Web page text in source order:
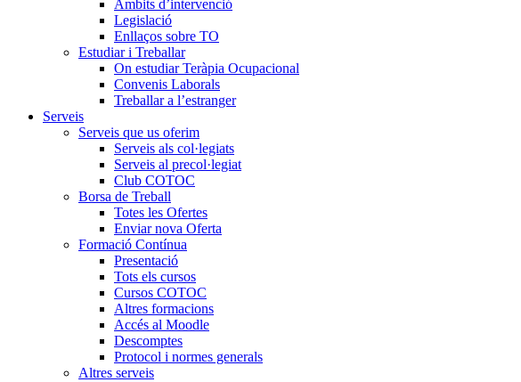
Àmbits d’intervenció
Legislació
Enllaços sobre TO
Estudiar i Treballar
On estudiar Teràpia Ocupacional
Convenis Laborals
Treballar a l’estranger
Serveis
Serveis que us oferim
Serveis als col·legiats
Serveis al precol·legiat
Club COTOC
Borsa de Treball
Totes les Ofertes
Enviar nova Oferta
Formació Contínua
Presentació
Tots els cursos
Cursos COTOC
Altres formacions
Accés al Moodle
Descomptes
Protocol i normes generals
Altres serveis